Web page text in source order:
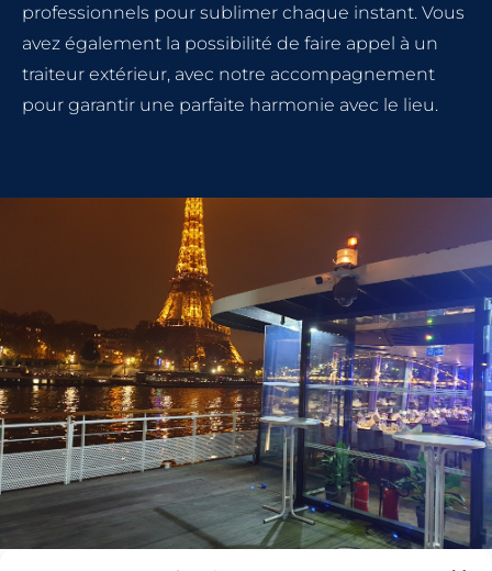
professionnels pour sublimer chaque instant. Vous
avez également la possibilité de faire appel à un
traiteur extérieur, avec notre accompagnement
pour garantir une parfaite harmonie avec le lieu.